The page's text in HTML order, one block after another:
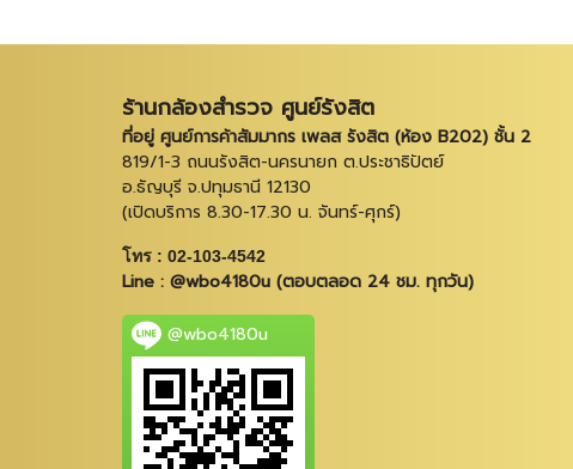
ร้านกล้องสำรวจ ศูนย์รังสิต
ที่อยู่ ศูนย์การค้าสัมมากร เพลส รังสิต (ห้อง B202) ชั้น 2
819/1-3 ถนนรังสิต-นครนายก ต.ประชาธิปัตย์
อ.ธัญบุรี จ.ปทุมธานี 12130
(เปิดบริการ 8.30-17.30 น. จันทร์-ศุกร์)
โทร : 02-103-4542
Line : @wbo4180u (ตอบตลอด 24 ชม. ทุกวัน)
@wbo4180u